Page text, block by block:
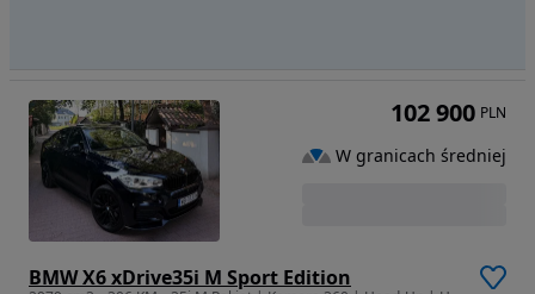
BMW X6 xDrive35i M Sport Edition
102 900 PLN
W granicach średniej